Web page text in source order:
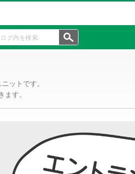
ットです。
す。